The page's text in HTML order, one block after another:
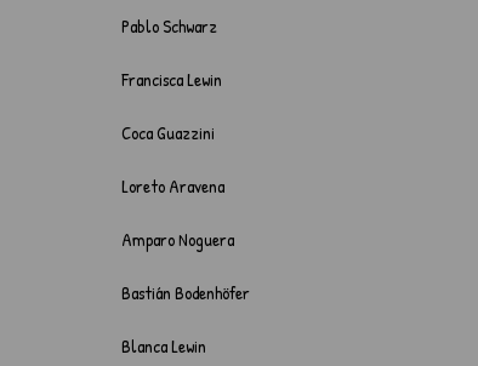
Pablo Schwarz
Francisca Lewin
Coca Guazzini
Loreto Aravena
Amparo Noguera
Bastián Bodenhöfer
Blanca Lewin